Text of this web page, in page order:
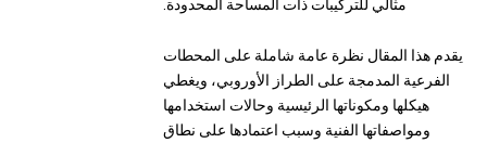
يقدم هذا المقال نظرة عامة شاملة على المحطات
الفرعية المدمجة على الطراز الأوروبي، ويغطي
هيكلها ومكوناتها الرئيسية وحالات استخدامها
ومواصفاتها الفنية وسبب اعتمادها على نطاق